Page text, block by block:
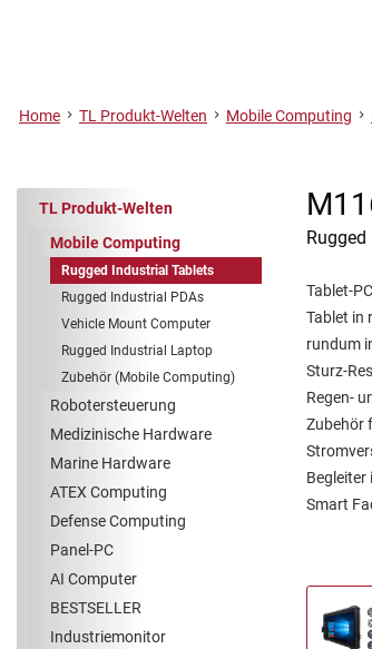
Home TL Produkt-Welten Mobile Computing
TL Produkt-Welten
Mobile Computing
Rugged Industrial Tablets
Rugged Industrial PDAs
Vehicle Mount Computer
Rugged Industrial Laptop
Zubehör (Mobile Computing)
Robotersteuerung
Medizinische Hardware
Marine Hardware
ATEX Computing
Defense Computing
Panel-PC
AI Computer
BESTSELLER
Industriemonitor
Tablet-
Tablet in
rundum
Sturz-
Regen-
Zubehör
Begleiter
Smart